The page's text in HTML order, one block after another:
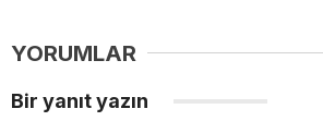
YORUMLAR
Bir yanıt yazın